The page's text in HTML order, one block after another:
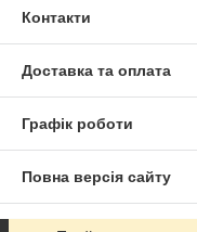
Контакти
Доставка та оплата
Графік роботи
Повна версія сайту